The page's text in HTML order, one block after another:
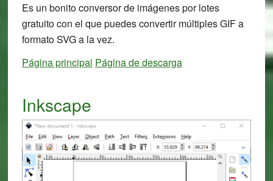
Es un bonito conversor de imágenes por lotes
gratuito con el que puedes convertir múltiples GIF a
formato SVG a la vez.
Página principal Página de descarga
Inkscape